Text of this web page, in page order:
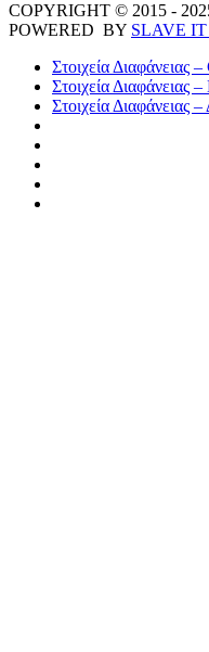
COPYRIGHT © 2015 -
POWERED BY SLAVE
Στοιχεία Διαφάνειας
Στοιχεία Διαφάνειας
Στοιχεία Διαφάνειας